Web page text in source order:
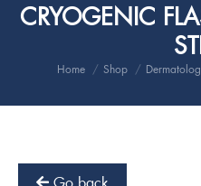
CRYOGENIC
You are here:
Home Shop